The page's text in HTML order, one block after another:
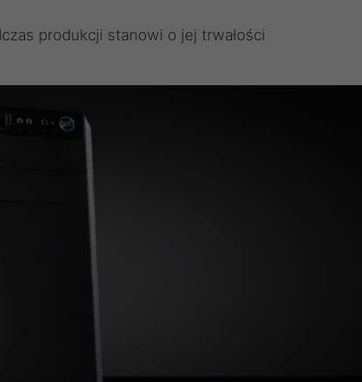
produkcji stanowi o jej trwałości